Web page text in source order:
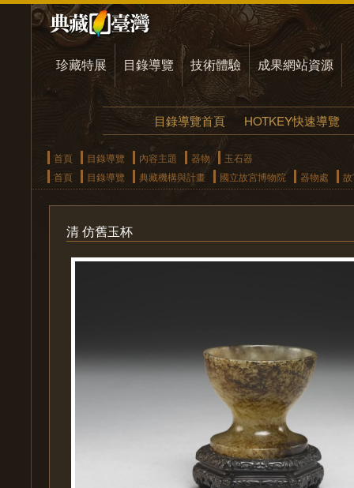
珍藏特展 目錄導覽 技術體驗 成果網站資源
目錄導覽首頁 HOTKEY快速導覽
首頁 目錄導覽 內容主題 器物
玉石器
首頁
目錄導覽 典藏機構與計畫 國立故宮博物院 器物處
清 仿舊玉杯